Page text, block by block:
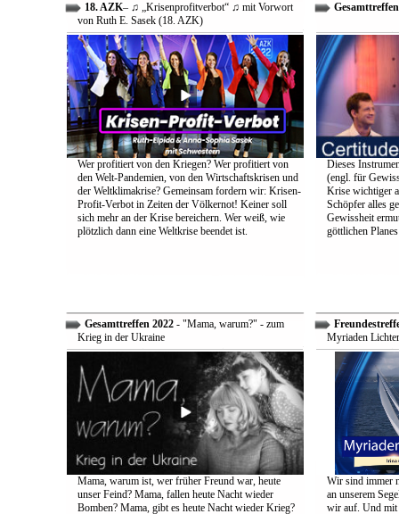
18. AZK– ♫ „Krisenprofitverbot“ ♫ mit Vorwort
von Ruth E. Sasek (18. AZK)
Wer profitiert von den Kriegen? Wer profitiert von
den Welt-Pandemien, von den Wirtschaftskrisen und
der Weltklimakrise? Gemeinsam fordern wir: Krisen-
Profit-Verbot in Zeiten der Völkernot! Keiner soll
sich mehr an der Krise bereichern. Wer weiß, wie
plötzlich dann eine Weltkrise beendet ist.
Dieses
(engl. für
Krise wichtiger
Schöpfer alles
Gewissheit
göttlichen
Gesamttreffen 2022- "Mama, warum?" - zum
Krieg in der Ukraine
Mama, warum ist, wer früher Freund war, heute
unser Feind? Mama, fallen heute Nacht wieder
Bomben? Mama, gibt es heute Nacht wieder Krieg?
Myriaden
Wir sind immer
an unserem
wir auf. Und mit